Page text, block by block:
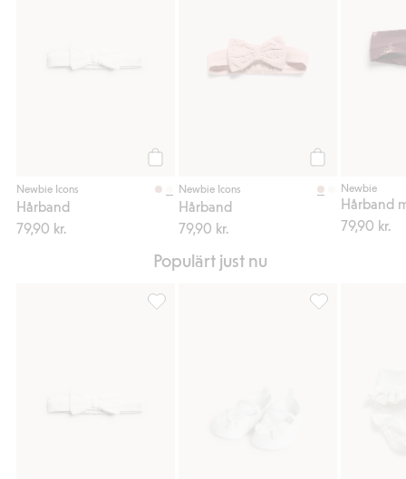
Newbie Icons
Hårband
79,90 kr.
Newbie Icons
Hårband
79,90 kr.
Newbie
Hårband
79,90 kr.
Populärt just nu